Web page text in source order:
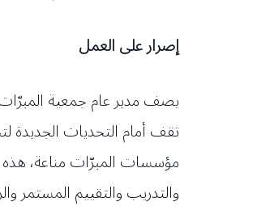
إصرار على العمل
يصف مدير عام جمعية المبرّات
تقف أمام التحديات الجديدة
مؤسسات المبرّات مناعة، هذه
والتدريب والتقييم المستمر